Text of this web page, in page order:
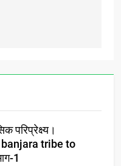
परिप्रेक्ष्य।
tribe to
1